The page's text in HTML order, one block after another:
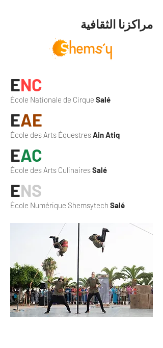
مراكزنا الثقافية
ENC
École Nationale de Cirque Salé
EAE
École des Arts ÉquestresAin Atiq
EAC
École des Arts CulinairesSalé
ENS
École Numérique Shemsytech Salé